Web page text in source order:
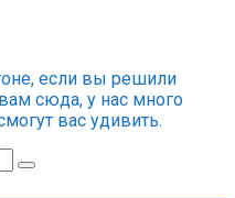
если вы решили
сюда, у нас много
вас удивить.